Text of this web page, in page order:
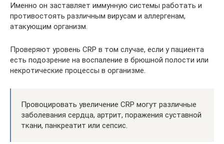
Именно он заставляет иммунную системы работать и
противостоять различным вирусам и аллергенам,
атакующим организм.
Проверяют уровень CRP в том случае, если у пациента
есть подозрение на воспаление в брюшной полости или
некротические процессы в организме.
Провоцировать увеличение CRP могут различные
заболевания сердца, артрит, поражения суставной
ткани, панкреатит или сепсис.